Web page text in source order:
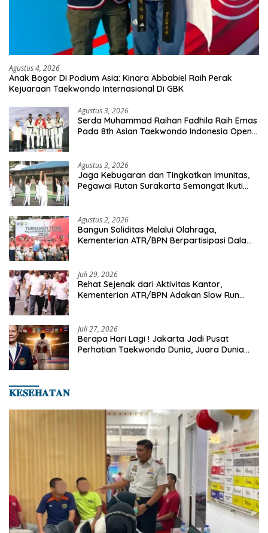
Agustus 4, 2026
Anak Bogor Di Podium Asia: Kinara Abbabiel Raih Perak
Kejuaraan Taekwondo Internasional Di GBK
Agustus 3, 2026
Serda Muhammad Raihan Fadhila Raih Emas
Pada 8th Asian Taekwondo Indonesia Open
Agustus 3, 2026
Jaga Kebugaran dan Tingkatkan Imunitas,
Pegawai Rutan Surakarta Semangat Ikuti
Agustus 2, 2026
Bangun Soliditas Melalui Olahraga,
Kementerian ATR/BPN Berpartisipasi Dalam
Juli 29, 2026
Rehat Sejenak dari Aktivitas Kantor,
Kementerian ATR/BPN Adakan Slow Run
Juli 27, 2026
Berapa Hari Lagi ! Jakarta Jadi Pusat
Perhatian Taekwondo Dunia, Juara Dunia
𝐊𝐄𝐒𝐄𝐇𝐀𝐓𝐀𝐍